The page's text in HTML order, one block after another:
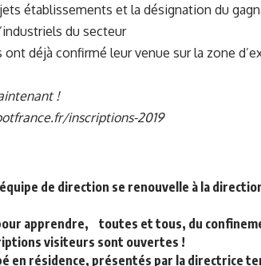
établissements et la désignation du
du secteur
déjà confirmé leur venue sur la zone
!
inscriptions-2019
de direction se renouvelle à la
apprendre, toutes et tous, du
visiteurs sont ouvertes !
en résidence, présentés par la directrice